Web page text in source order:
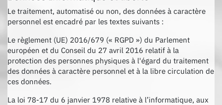
Le traitement, automatisé ou non, des données à caractère
personnel est encadré par les textes suivants :
Le règlement (UE) 2016/679 (« RGPD ») du Parlement
européen et du Conseil du 27 avril 2016 relatif à la
protection des personnes physiques à l'égard du traitement
des données à caractère personnel et à la libre circulation de
ces données.
La loi 78-17 du 6 janvier 1978 relative à l’informatique, aux